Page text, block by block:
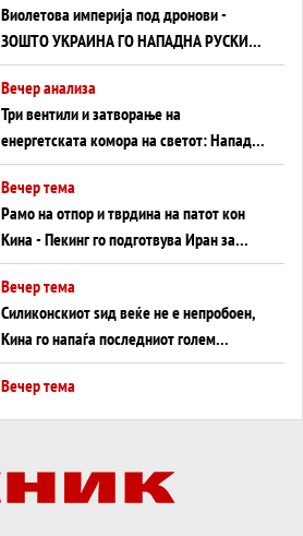
Виолетова империја под дронови -
ЗОШТО УКРАИНА ГО НАПАДНА РУСКИОТ
WILDBERRIES
Вечер анализа
Три вентили и затворање на
енергетската комора на светот: Нападот
во Суец најавува глобален енергетски
инфаркт?
Вечер тема
Рамо на отпор и тврдина на патот кон
Кина - Пекинг го подготвува Иран за
американска копнена инвазија
Вечер тема
Силиконскиот ѕид веќе не е непробоен,
Кина го напаѓа последниот голем
монопол на Западот?
Вечер тема
Вечер тема
ДЛАБОКО УДОЛУ: Сметководствените